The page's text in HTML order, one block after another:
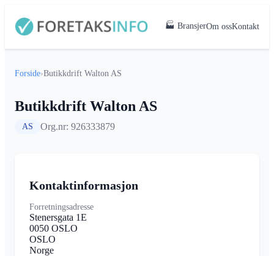
🏭 BransjerOm ossKontakt
Forside›Butikkdrift Walton AS
Butikkdrift Walton AS
AS Org.nr: 926333879
Kontaktinformasjon
Forretningsadresse
Stenersgata 1E
0050 OSLO
OSLO
Norge